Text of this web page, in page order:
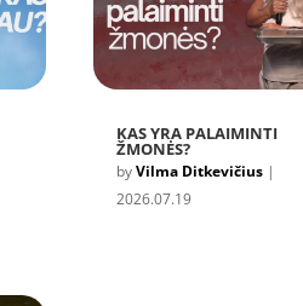
KAS YRA PALAIMINTI
ŽMONĖS?
byVilma Ditkevičius|
2026.07.19